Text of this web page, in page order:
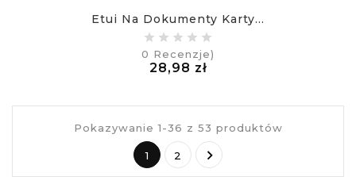
Etui Na Dokumenty Karty...
0 Recenzje)
28,98 złCena
Pokazywanie 1-36 z 53 produktów
1 2 